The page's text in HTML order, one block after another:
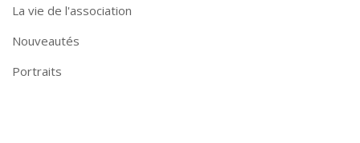
La vie de l'association
Nouveautés
Portraits